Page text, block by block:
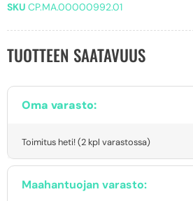
SKU CP.MA.00000992.01
TUOTTEEN SAATAVUUS
Oma varasto:
Toimitus heti! (2 kpl varastossa)
Maahantuojan varasto: